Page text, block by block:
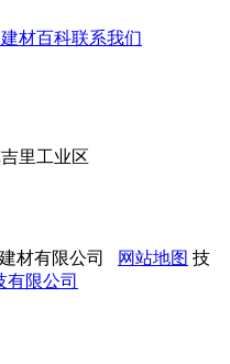
材百科联系我们
里工业区
材有限公司 网站地图 技
有限公司